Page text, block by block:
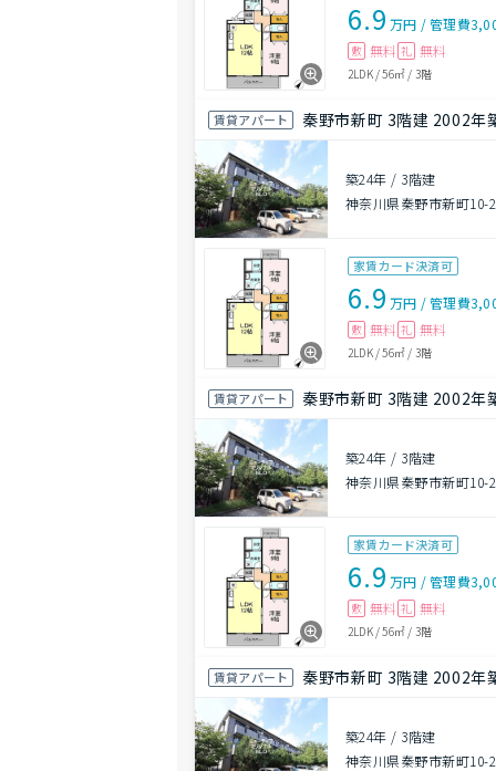
6.9 万円 /管理費
敷 無料 礼 無料
2LDK/56㎡ / 3階
賃貸アパート 秦野市新町 3階建 2002年
築24年 / 3階建
神奈川県秦野市新町10-
家賃カード決済可
6.9 万円 /管理費
敷 無料 礼 無料
2LDK/56㎡ / 3階
賃貸アパート 秦野市新町 3階建 2002年
築24年 / 3階建
神奈川県秦野市新町10-
家賃カード決済可
6.9 万円 /管理費
敷 無料 礼 無料
2LDK/56㎡ / 3階
賃貸アパート 秦野市新町 3階建 2002年
築24年 / 3階建
神奈川県秦野市新町10-